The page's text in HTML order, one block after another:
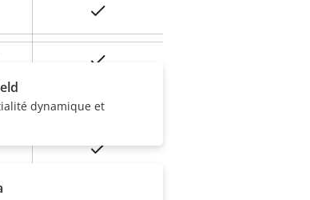
-40 to 50 °C
Oui
dynamique et